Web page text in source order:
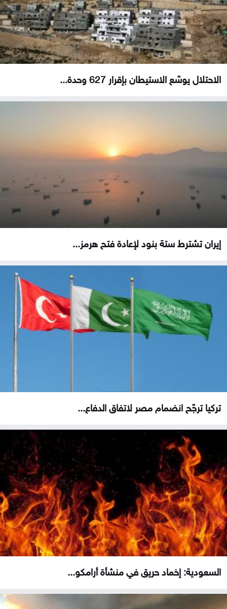
الاحتلال يوسّع الاستيطان بإقرار 627 وحدة...
إيران تشترط ستة بنود لإعادة فتح هرمز...
تركيا ترجّح انضمام مصر لاتفاق الدفاع...
السعودية: إخماد حريق في منشأة أرامكو...